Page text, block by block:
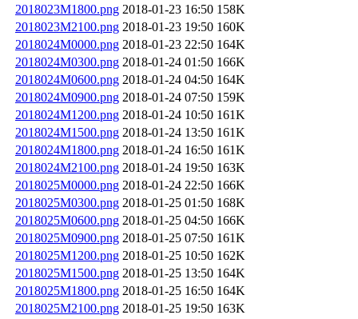
2018023M1800.png 2018-01-23 16:50 158K
2018023M2100.png 2018-01-23 19:50 160K
2018024M0000.png 2018-01-23 22:50 164K
2018024M0300.png 2018-01-24 01:50 166K
2018024M0600.png 2018-01-24 04:50 164K
2018024M0900.png 2018-01-24 07:50 159K
2018024M1200.png 2018-01-24 10:50 161K
2018024M1500.png 2018-01-24 13:50 161K
2018024M1800.png 2018-01-24 16:50 161K
2018024M2100.png 2018-01-24 19:50 163K
2018025M0000.png 2018-01-24 22:50 166K
2018025M0300.png 2018-01-25 01:50 168K
2018025M0600.png 2018-01-25 04:50 166K
2018025M0900.png 2018-01-25 07:50 161K
2018025M1200.png 2018-01-25 10:50 162K
2018025M1500.png 2018-01-25 13:50 164K
2018025M1800.png 2018-01-25 16:50 164K
2018025M2100.png 2018-01-25 19:50 163K